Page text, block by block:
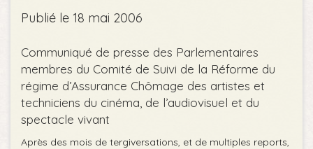
Publié le 18 mai 2006
Communiqué de presse des Parlementaires
membres du Comité de Suivi de la Réforme du
régime d’Assurance Chômage des artistes et
techniciens du cinéma, de l’audiovisuel et du
spectacle vivant
Après des mois de tergiversations, et de multiples reports,